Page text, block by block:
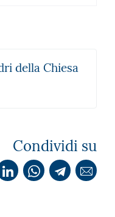
della Chiesa
Condividi su